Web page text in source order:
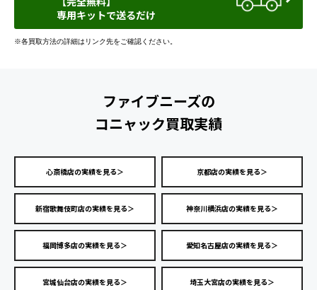
専用キットで送るだけ
※各買取方法の詳細はリンク先をご確認ください。
ファイブニーズの
コニャック買取実績
心斎橋店の実績を見る＞ 京都店の実績を見る＞
新宿歌舞伎町店の実績を見る＞ 神奈川横浜店の実績を見る＞
福岡博多店の実績を見る＞ 愛知名古屋店の実績を見る＞
宮城仙台店の実績を見る＞ 埼玉大宮店の実績を見る＞